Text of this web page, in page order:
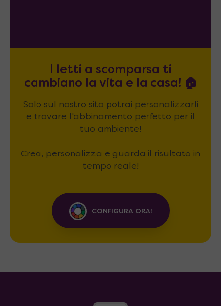
I letti a scomparsa ti
cambiano la vita e la casa! 🏠
Solo sul nostro sito potrai personalizzarli
e trovare l'abbinamento perfetto per il
tuo ambiente!
Crea, personalizza e guarda il risultato in
tempo reale!
CONFIGURA ORA!